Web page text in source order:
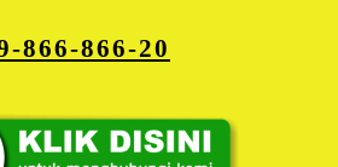
866-866-20